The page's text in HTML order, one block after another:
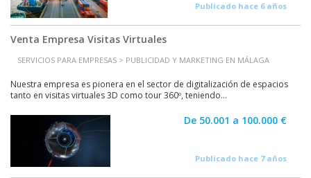
Publicado hace 6 años
Venta Empresa Visitas Virtuales
SERVICIOS PARA EMPRESAS > PUBLICIDAD Y MARKETING EN MÁLAGA
Nuestra empresa es pionera en el sector de digitalización de espacios
tanto en visitas virtuales 3D como tour 360º, teniendo...
De 50.001 a 100.000 €
Publicado hace 7 años